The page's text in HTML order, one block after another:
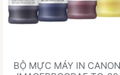
BỘ MỰC MÁY IN CANON